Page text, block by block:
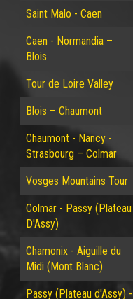
Saint Malo - Caen
Caen - Normandia –
Blois
Tour de Loire Valley
Blois – Chaumont
Chaumont - Nancy -
Strasbourg – Colmar
Vosges Mountains Tour
Colmar - Passy (Plateau
D'Assy)
Chamonix - Aiguille du
Midi (Mont Blanc)
Passy (Plateau d'Assy) -